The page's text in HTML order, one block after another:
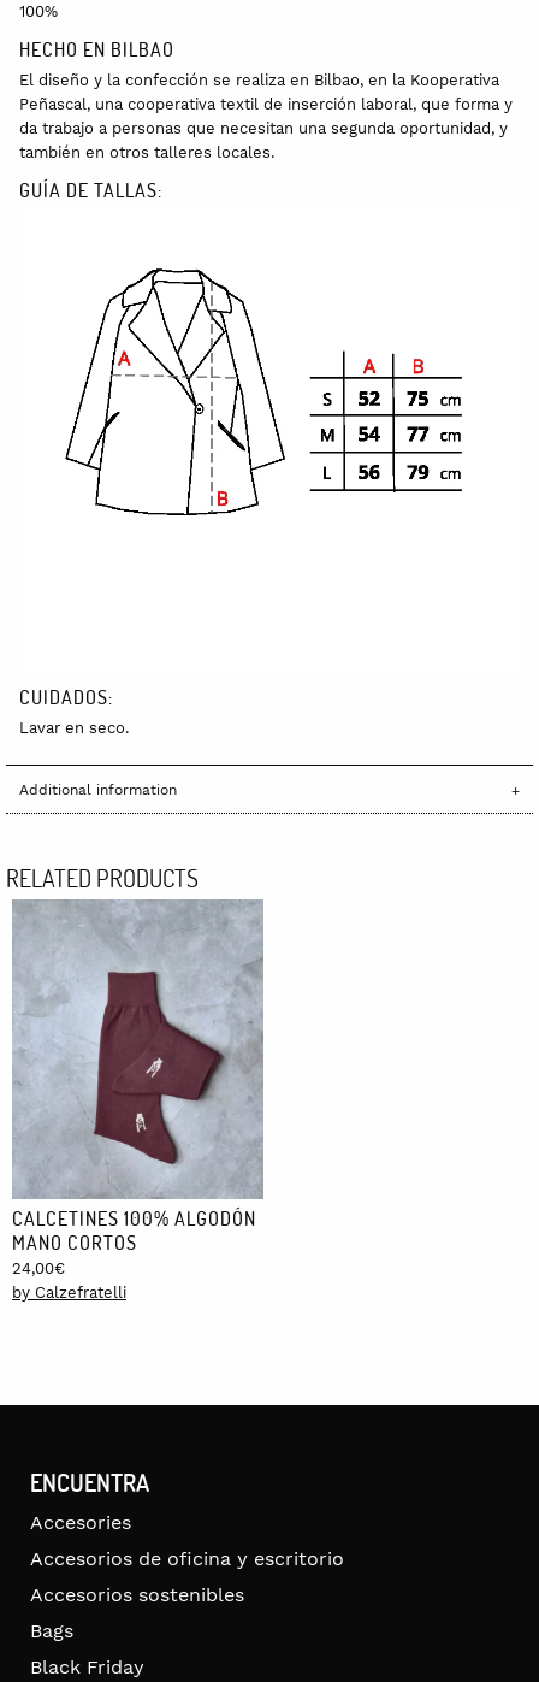
100%
HECHO EN BILBAO
El diseño y la confección se realiza en Bilbao, en la Kooperativa
Peñascal, una cooperativa textil de inserción laboral, que forma y
da trabajo a personas que necesitan una segunda oportunidad, y
también en otros talleres locales.
GUÍA DE TALLAS:
CUIDADOS:
Lavar en seco.
Additional information
RELATED PRODUCTS
CALCETINES 100% ALGODÓN
MANO CORTOS
24,00€
by Calzefratelli
ENCUENTRA
Accesories
Accesorios de oficina y escritorio
Accesorios sostenibles
Bags
Black Friday